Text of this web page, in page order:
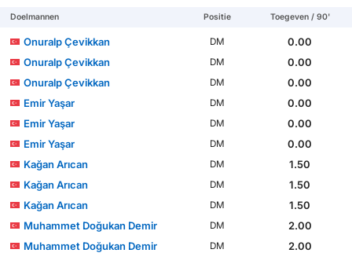
Doelmannen Positie Toegeven / 90'
Onuralp Çevikkan DM
0.00
Onuralp Çevikkan
DM
0.00
Onuralp Çevikkan
DM
0.00
Emir Yaşar
DM
0.00
Emir Yaşar
DM
0.00
Emir Yaşar
DM
0.00
Kağan Arıcan
DM
1.50
Kağan Arıcan
DM
1.50
Kağan Arıcan
DM
1.50
Muhammet Doğukan Demir
DM
2.00
Muhammet Doğukan Demir
DM
2.00